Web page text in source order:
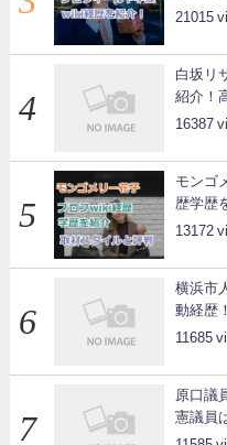
21015
白坂リ
紹介！
16387
モンゴ
歴学歴
13172
横浜市
動経歴
11685
原口議
憲議員